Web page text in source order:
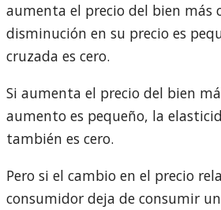
aumenta el precio del bien más
disminución en su precio es
cruzada es cero.
Si aumenta el precio del bien
aumento es pequeño, la
también es cero.
Pero si el cambio en el precio
consumidor deja de consumir